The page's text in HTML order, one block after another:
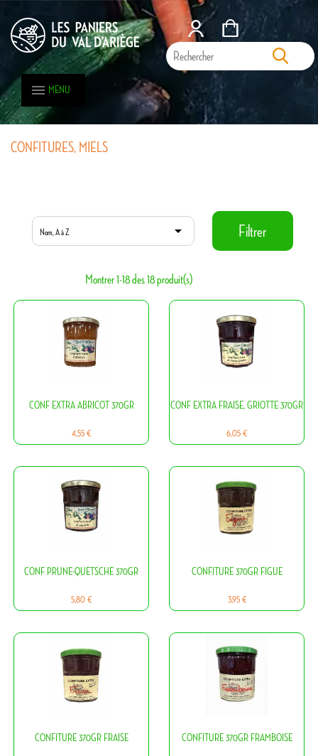
MENU
CONFITURES, MIELS
Nom, A à Z  Filtrer
Montrer 1-18 des 18 produit(s)
CONF EXTRA ABRICOT 370GR
Prix
4,55 €
CONF EXTRA FRAISE, GRIOTTE 370GR
Prix
6,05 €
CONF PRUNE-QUETSCHE 370GR
Prix
5,80 €
CONFITURE 370GR FIGUE
Prix
3,95 €
CONFITURE 370GR FRAISE CONFITURE 370GR FRAMBOISE